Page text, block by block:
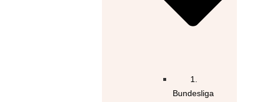
1.
Bundesliga